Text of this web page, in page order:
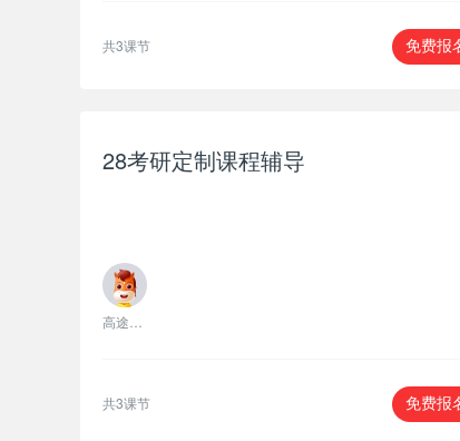
共3课节 免费报
28考研定制课程辅导
共3课节 免费报